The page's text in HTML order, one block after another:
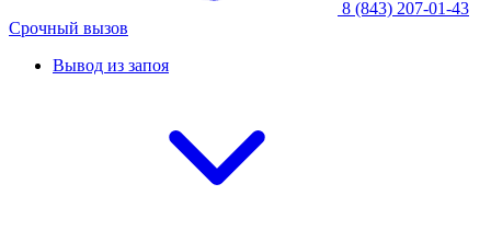
8 (843) 207-01-43
Срочный вызов
Вывод из запоя